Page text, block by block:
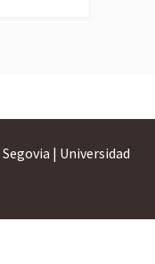
| Universidad